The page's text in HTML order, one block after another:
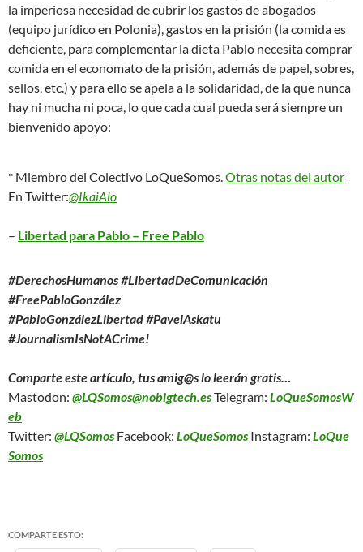
la imperiosa necesidad de cubrir los gastos de abogados
(equipo jurídico en Polonia), gastos en la prisión (la comida es
deficiente, para complementar la dieta Pablo necesita comprar
comida en el economato de la prisión, además de papel, sobres,
sellos, etc.) y para ello se apela a la solidaridad, de la que nunca
hay ni mucha ni poca, lo que cada cual pueda será siempre un
bienvenido apoyo:
* Miembro del Colectivo LoQueSomos. Otras notas del autor
En Twitter:@IkaiAlo
– Libertad para Pablo – Free Pablo
#DerechosHumanos #LibertadDeComunicación
#FreePabloGonzález
#PabloGonzálezLibertad #PavelAskatu
#JournalismIsNotACrime!
Comparte este artículo, tus amig@s lo leerán gratis…
Mastodon: @LQSomos@nobigtech.esTelegram: LoQueSomosW
eb
Twitter: @LQSomos Facebook: LoQueSomos Instagram: LoQue
Somos
COMPARTE ESTO: